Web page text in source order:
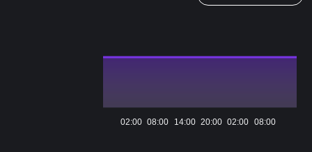
02:00 08:00 14:00 20:00 02:00 08:00